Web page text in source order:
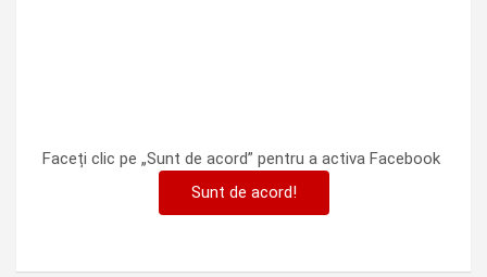
Faceți clic pe „Sunt de acord” pentru a activa Facebook
Sunt de acord!